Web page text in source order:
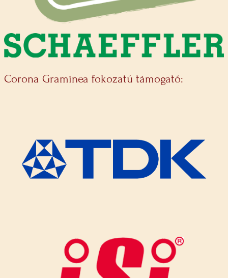
Corona Graminea fokozatú támogató: